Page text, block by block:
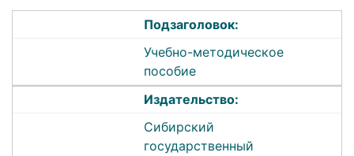
Подзаголовок:
Учебно-методическое
пособие
Издательство:
Сибирский
государственный